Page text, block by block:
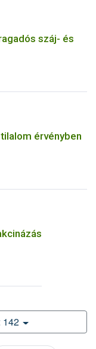
száj- és
érvényben
142